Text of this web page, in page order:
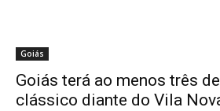
Goiás
Goiás terá ao menos três
clássico diante do Vila